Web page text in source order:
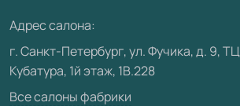
Карта сайта
Адрес салона:
г. Санкт-Петербург, ул. Фучика, д. 9, ТЦ
Кубатура, 1й этаж, 1В.228
Все салоны фабрики